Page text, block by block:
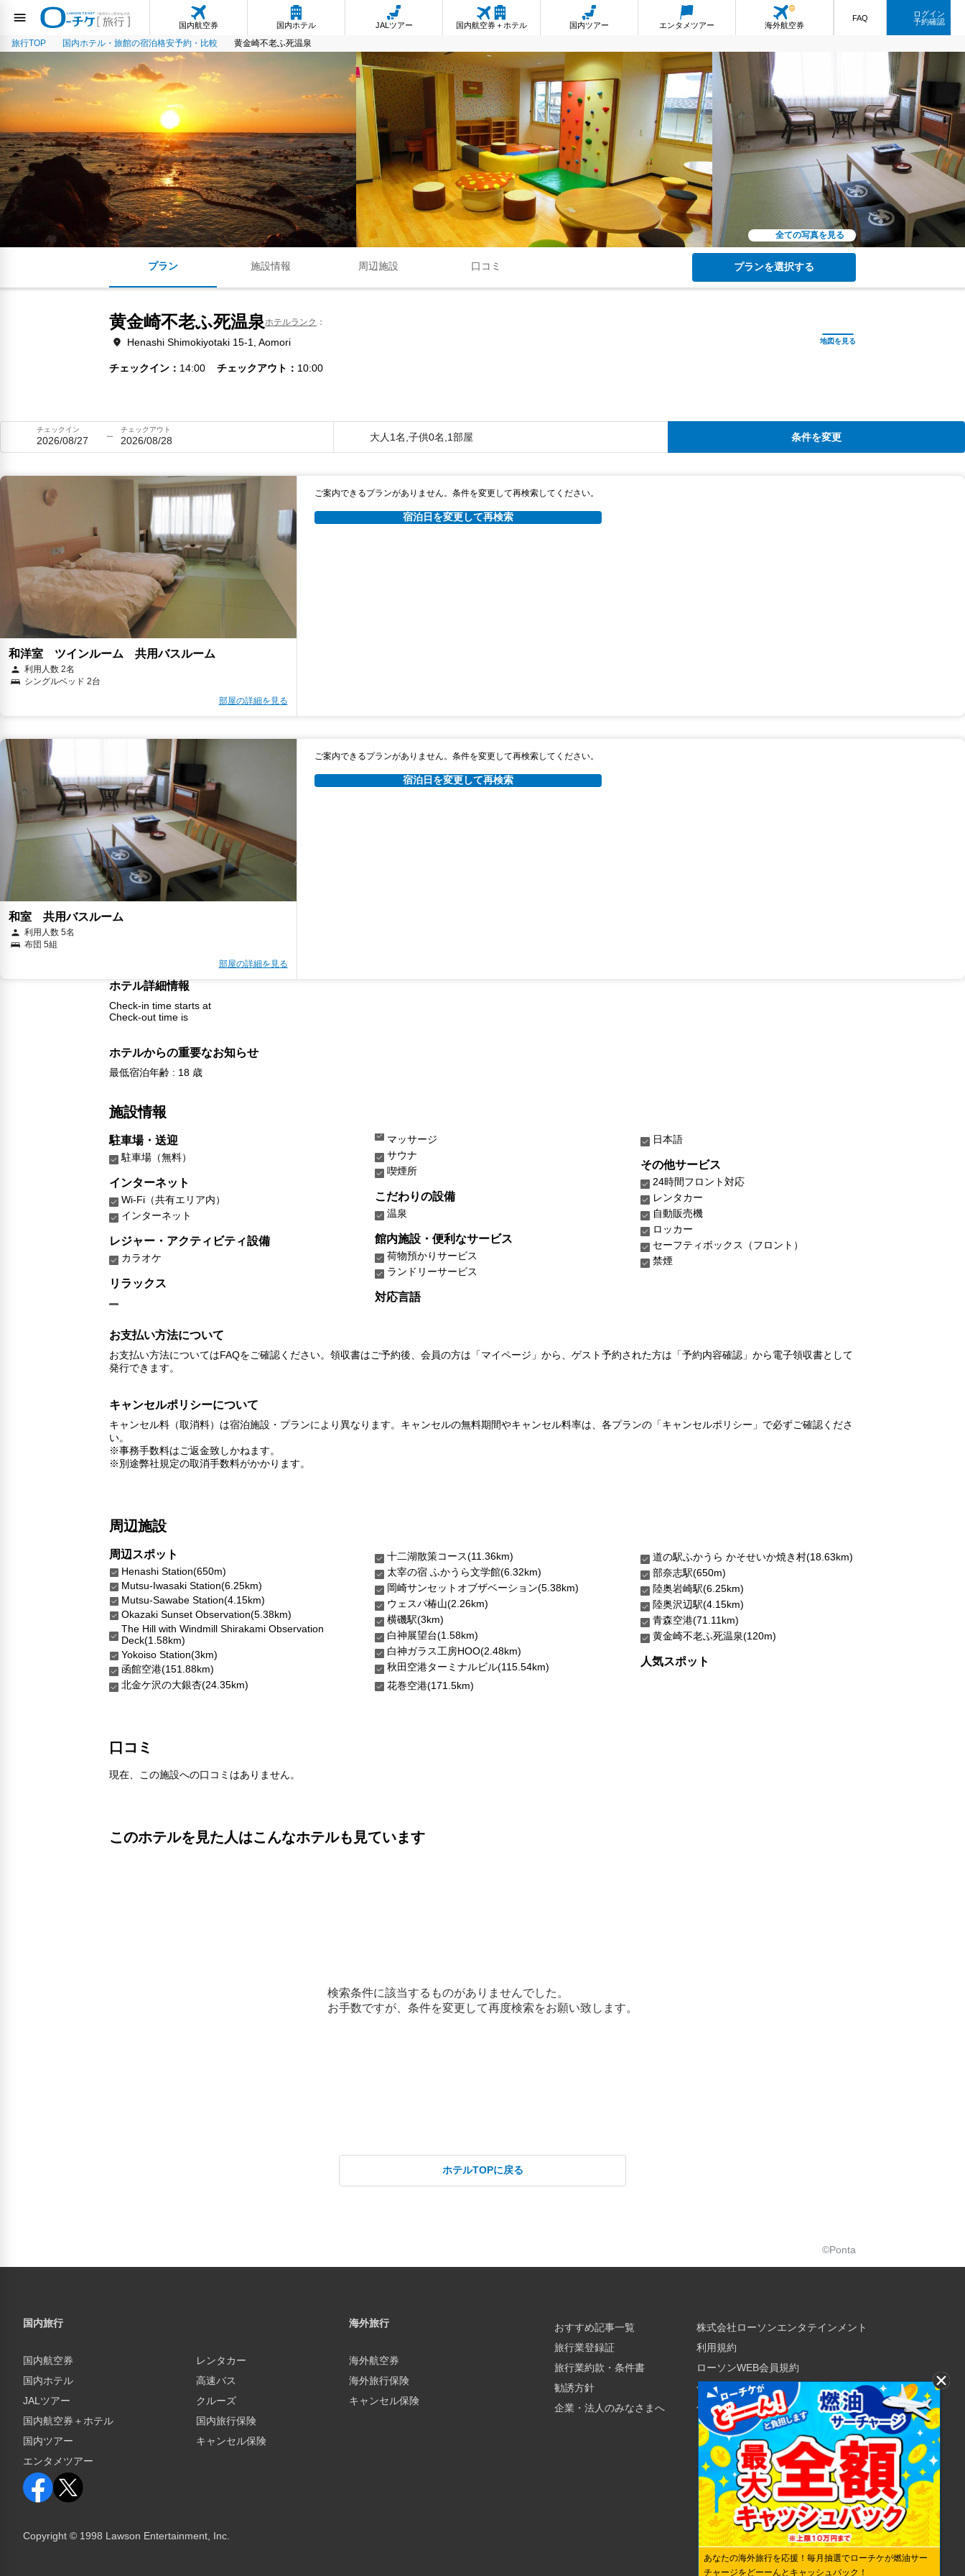
国内航空券 国内ホテル JALツアー 国内航空券＋ホテル 国内ツアー エンタメツアー 海外航空券
FAQ
ログイン
予約確認
旅行TOP 国内ホテル・旅館の宿泊格安予約・比較 黄金崎不老ふ死温泉
全ての写真を見る
プラン 施設情報 周辺施設 口コミ プランを選択する
黄金崎不老ふ死温泉ホテルランク
Henashi Shimokiyotaki 15-1, Aomori
チェックイン 14:00 チェックアウト 10:00
チェックイン
2026/08/27
チェックアウト
2026/08/28 大人1名,子供0名,1部屋 条件を変更
和洋室 ツインルーム 共用バスルーム
利用人数 2名
シングルベッド 2台
部屋の詳細を見る
ご案内できるプランがありません。条件を変更して再検索してください。
宿泊日を変更して再検索
和室 共用バスルーム
利用人数 5名
布団 5組
部屋の詳細を見る
ご案内できるプランがありません。条件を変更して再検索してください。
宿泊日を変更して再検索
ホテル詳細情報
Check-in time starts at
Check-out time is
ホテルからの重要なお知らせ
最低宿泊年齢 : 18 歳
施設情報
駐車場・送迎
駐車場（無料）
インターネット
Wi-Fi（共有エリア内）
インターネット
レジャー・アクティビティ設備
カラオケ
リラックス
マッサージ
サウナ
喫煙所
こだわりの設備
温泉
館内施設・便利なサービス
荷物預かりサービス
ランドリーサービス
対応言語
日本語
その他サービス
24時間フロント対応
レンタカー
自動販売機
ロッカー
セーフティボックス（フロント）
禁煙
お支払い方法について
お支払い方法についてはFAQをご確認ください。領収書はご予約後、会員の方は「マイページ」から、ゲスト予約された方は「予約内容確認」から電子領収書として
発行できます。
キャンセルポリシーについて
キャンセル料（取消料）は宿泊施設・プランにより異なります。キャンセルの無料期間やキャンセル料率は、各プランの「キャンセルポリシー」で必ずご確認くださ
い。
※事務手数料はご返金致しかねます。
※別途弊社規定の取消手数料がかかります。
周辺施設
周辺スポット
Henashi Station(650m)
Mutsu-Iwasaki Station(6.25km)
Mutsu-Sawabe Station(4.15km)
Okazaki Sunset Observation(5.38km)
The Hill with Windmill Shirakami Observation
Deck(1.58km)
Yokoiso Station(3km)
函館空港(151.88km)
北金ケ沢の大銀杏(24.35km)
十二湖散策コース(11.36km)
太宰の宿 ふかうら文学館(6.32km)
岡崎サンセットオブザベーション(5.38km)
ウェスパ椿山(2.26km)
横磯駅(3km)
白神展望台(1.58km)
白神ガラス工房HOO(2.48km)
秋田空港ターミナルビル(115.54km)
花巻空港(171.5km)
道の駅ふかうら かそせいか焼き村(18.63km)
部奈志駅(650m)
陸奥岩崎駅(6.25km)
陸奥沢辺駅(4.15km)
青森空港(71.11km)
黄金崎不老ふ死温泉(120m)
人気スポット
口コミ
現在、この施設への口コミはありません。
このホテルを見た人はこんなホテルも見ています
ホテルTOPに戻る
©Ponta
国内旅行
国内航空券
国内ホテル
JALツアー
国内航空券＋ホテル
国内ツアー
エンタメツアー
レンタカー
高速バス
クルーズ
国内旅行保険
キャンセル保険
海外旅行
海外航空券
海外旅行保険
キャンセル保険
おすすめ記事一覧
旅行業登録証
旅行業約款・条件書
勧誘方針
企業・法人のみなさまへ
株式会社ローソンエンタテインメント
利用規約
ローソンWEB会員規約
個人情報の取り扱いについて
個人情報保護方針
Copyright © 1998 Lawson Entertainment, Inc.
あなたの海外旅行を応援！毎月抽選でローチケが燃油サー
チャージをどーーんとキャッシュバック！